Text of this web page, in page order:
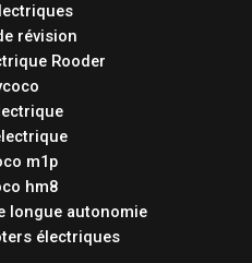
révision
Rooder
m1p
hm8
longue autonomie
électriques